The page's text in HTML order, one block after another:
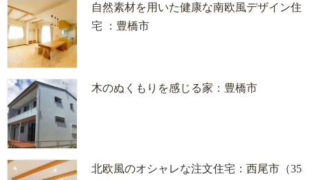
自然素材を用いた健康な南欧風デザイン住
宅 ：豊橋市
木のぬくもりを感じる家：豊橋市
北欧風のオシャレな注文住宅：西尾市（35